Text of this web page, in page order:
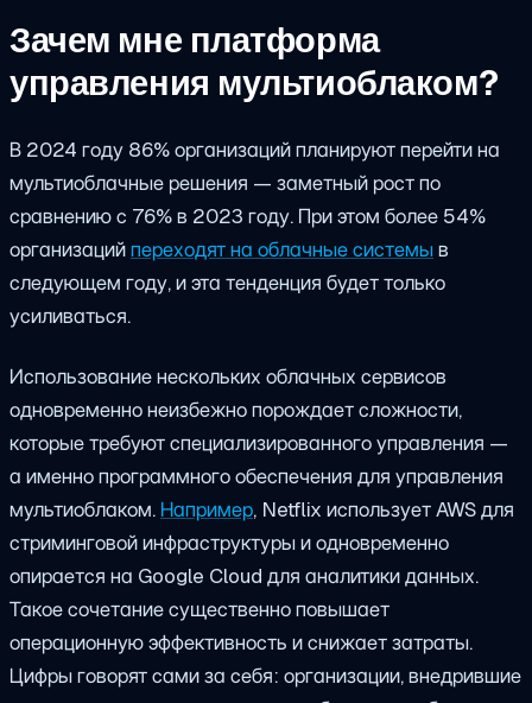
Зачем мне платформа
управления мультиоблаком?
В 2024 году 86% организаций планируют перейти на
мультиоблачные решения — заметный рост по
сравнению с 76% в 2023 году. При этом более 54%
организацийпереходят на облачные системыв
следующем году, и эта тенденция будет только
усиливаться.
Использование нескольких облачных сервисов
одновременно неизбежно порождает сложности,
которые требуют специализированного управления —
а именно программного обеспечения для управления
мультиоблаком. Например, Netflix использует AWS для
стриминговой инфраструктуры и одновременно
опирается на Google Cloud для аналитики данных.
Такое сочетание существенно повышает
операционную эффективность и снижает затраты.
Цифры говорят сами за себя: организации, внедрившие